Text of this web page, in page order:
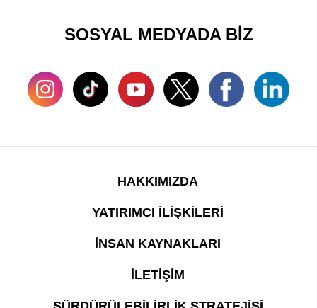
SOSYAL MEDYADA BİZ
HAKKIMIZDA
YATIRIMCI İLİŞKİLERİ
İNSAN KAYNAKLARI
İLETİŞİM